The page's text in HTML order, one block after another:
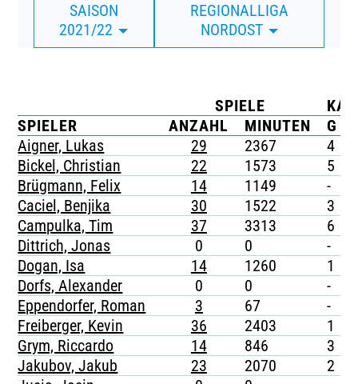
CLUBMITGLIEDSCHAFT
BUSINESS
TICKETING
SAISON
2021/22
REGIONALLIGA
NORDOST
SPIELE
SPIELER
ANZAHL MINUTEN G
Aigner, Lukas
29 2367 4
Bickel, Christian
22 1573 5
Brügmann, Felix
14 1149 -
Caciel, Benjika
30 1522 3
Campulka, Tim
37 3313 6
Dittrich, Jonas
0 0 -
Dogan, Isa
14 1260 1
Dorfs, Alexander
0 0 -
Eppendorfer, Roman
3 67 -
Freiberger, Kevin
36 2403 1
Grym, Riccardo
14 846 3
Jakubov, Jakub
23 2070 2